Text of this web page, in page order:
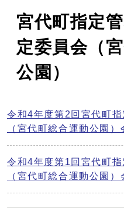
宮代町指定
定委員会（
公園）
令和4年度第2回宮代町
（宮代町総合運動公園）
令和4年度第1回宮代町
（宮代町総合運動公園）